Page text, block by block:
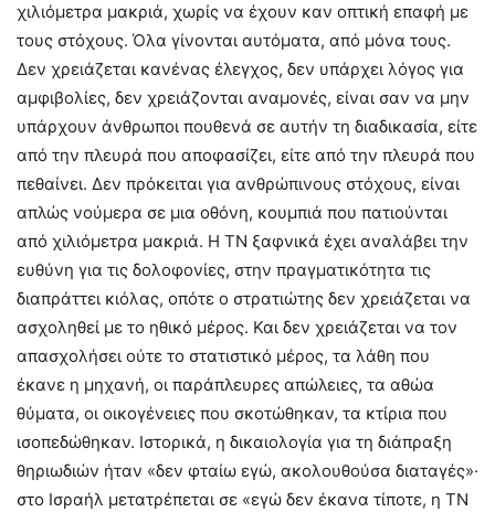
χιλιόμετρα μακριά, χωρίς να έχουν καν οπτική επαφή με
τους στόχους. Όλα γίνονται αυτόματα, από μόνα τους.
Δεν χρειάζεται κανένας έλεγχος, δεν υπάρχει λόγος για
αμφιβολίες, δεν χρειάζονται αναμονές, είναι σαν να μην
υπάρχουν άνθρωποι πουθενά σε αυτήν τη διαδικασία, είτε
από την πλευρά που αποφασίζει, είτε από την πλευρά που
πεθαίνει. Δεν πρόκειται για ανθρώπινους στόχους, είναι
απλώς νούμερα σε μια οθόνη, κουμπιά που πατιούνται
από χιλιόμετρα μακριά. Η ΤΝ ξαφνικά έχει αναλάβει την
ευθύνη για τις δολοφονίες, στην πραγματικότητα τις
διαπράττει κιόλας, οπότε ο στρατιώτης δεν χρειάζεται να
ασχοληθεί με το ηθικό μέρος. Και δεν χρειάζεται να τον
απασχολήσει ούτε το στατιστικό μέρος, τα λάθη που
έκανε η μηχανή, οι παράπλευρες απώλειες, τα αθώα
θύματα, οι οικογένειες που σκοτώθηκαν, τα κτίρια που
ισοπεδώθηκαν. Ιστορικά, η δικαιολογία για τη διάπραξη
θηριωδιών ήταν «δεν φταίω εγώ, ακολουθούσα διαταγές»·
στο Ισραήλ μετατρέπεται σε «εγώ δεν έκανα τίποτε, η ΤΝ